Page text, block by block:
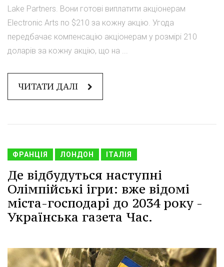
Lake Partners. Вони готові виплатити акціонерам
Electronic Arts по $210 за кожну акцію. Угода
передбачає компенсацію акціонерам у розмірі 210
доларів за кожну акцію, що на ...
ЧИТАТИ ДАЛІ
ФРАНЦІЯ ЛОНДОН ІТАЛІЯ
Де відбудуться наступні
Олімпійські ігри: вже відомі
міста-господарі до 2034 року -
Українська газета Час.